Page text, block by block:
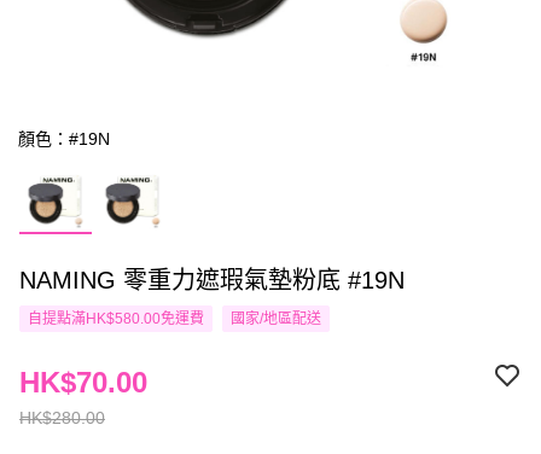
顏色：#19N
NAMING 零重力遮瑕氣墊粉底 #19N
自提點滿HK$580.00免運費 國家/地區配送
HK$280.00
HK$70.00